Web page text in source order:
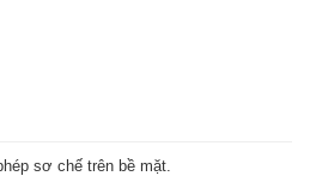
sơ chế trên bề mặt.